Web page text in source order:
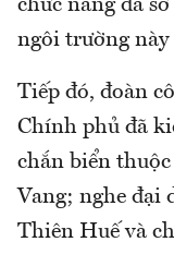
chức năng đã
ngôi trường này
Tiếp đó, đoàn
Chính phủ đã
chắn biển
Vang; nghe đại
Thiên Huế và